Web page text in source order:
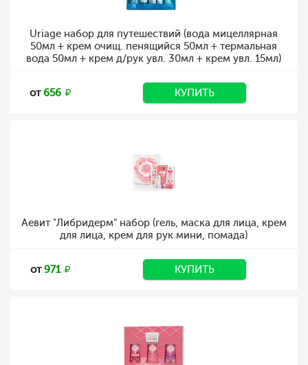
Uriage набор для путешествий (вода мицеллярная
50мл + крем очищ. пенящийся 50мл + термальная
вода 50мл + крем д/рук увл. 30мл + крем увл. 15мл)
от656 КУПИТЬ
Аевит "Либридерм" набор (гель, маска для лица, крем
для лица, крем для рук мини, помада)
от971 КУПИТЬ